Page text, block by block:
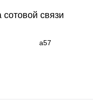
сотовой связи
а57